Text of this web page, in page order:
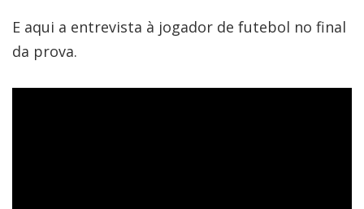
E aqui a entrevista à jogador de futebol no final
da prova.